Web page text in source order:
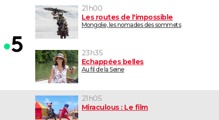
21h00
Les routes de l'impossible
Mongolie, les nomades des sommets
23h35
Echappées belles
Au fil de la Seine
21h05
Miraculous : Le film